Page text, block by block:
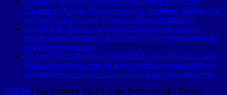
Carabobo: Octavio Táriba respalda al Presidente Maduro y al
gobernador Lacava por el «proceso descentralizador»
Vía (Red de Medios | Agencias) Empresas que generan
acción social | Intylact realizó «lives» sobre la prevención del
suicidio y el mes rosa
En Costa Azul (Porlamar) isla de Margarita (Nueva Esparta) |
En las Residencias Islas del Rey: Alquila la mejor opción en
apartamentos vacacionales equipados para vivir como reyes
INICIO / Tag Archives: Vía (Noticias Telemundo) En Estados